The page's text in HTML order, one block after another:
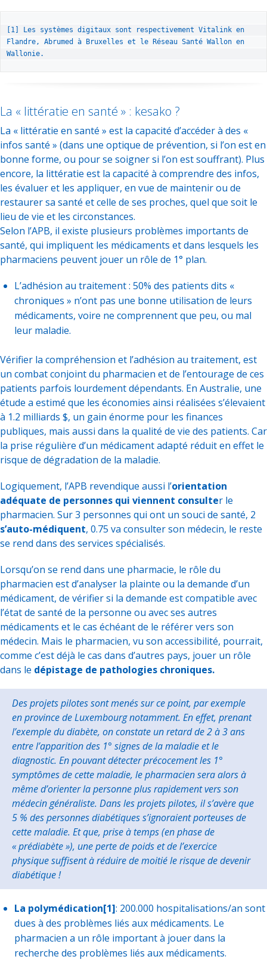
[1]
Les systèmes digitaux sont respectivement Vitalink en
Flandre, Abrumed à Bruxelles et le Réseau Santé Wallon en
Wallonie.
La « littératie en santé » : kesako ?
La « littératie en santé » est la capacité d’accéder à des «
infos santé » (dans une optique de prévention, si l’on est en
bonne forme, ou pour se soigner si l’on est souffrant). Plus
encore, la littératie est la capacité à comprendre des infos,
les évaluer et les appliquer, en vue de maintenir ou de
restaurer sa santé et celle de ses proches, quel que soit le
lieu de vie et les circonstances.
Selon l’APB, il existe plusieurs problèmes importants de
santé, qui impliquent les médicaments et dans lesquels les
pharmaciens peuvent jouer un rôle de 1° plan.
L’adhésion au traitement : 50% des patients dits «
chroniques » n’ont pas une bonne utilisation de leurs
médicaments, voire ne comprennent que peu, ou mal
leur maladie.
Vérifier la compréhension et l’adhésion au traitement, est
un combat conjoint du pharmacien et de l’entourage de ces
patients parfois lourdement dépendants. En Australie, une
étude a estimé que les économies ainsi réalisées s’élevaient
à 1.2 milliards $, un gain énorme pour les finances
publiques, mais aussi dans la qualité de vie des patients. Car
la prise régulière d’un médicament adapté réduit en effet le
risque de dégradation de la maladie.
Logiquement, l’APB revendique aussi l’orientation
adéquate de personnes qui viennent consulter le
pharmacien. Sur 3 personnes qui ont un souci de santé, 2
s’auto-médiquent, 0.75 va consulter son médecin, le reste
se rend dans des services spécialisés.
Lorsqu’on se rend dans une pharmacie, le rôle du
pharmacien est d’analyser la plainte ou la demande d’un
médicament, de vérifier si la demande est compatible avec
l’état de santé de la personne ou avec ses autres
médicaments et le cas échéant de le référer vers son
médecin. Mais le pharmacien, vu son accessibilité, pourrait,
comme c’est déjà le cas dans d’autres pays, jouer un rôle
dans le dépistage de pathologies chroniques.
Des projets pilotes sont menés sur ce point, par exemple
en province de Luxembourg notamment. En effet, prenant
l’exemple du diabète, on constate un retard de 2 à 3 ans
entre l’apparition des 1° signes de la maladie et le
diagnostic. En pouvant détecter précocement les 1°
symptômes de cette maladie, le pharmacien sera alors à
même d’orienter la personne plus rapidement vers son
médecin généraliste. Dans les projets pilotes, il s’avère que
5 % des personnes diabétiques s’ignoraient porteuses de
cette maladie. Et que, prise à temps (en phase de
« prédiabète »), une perte de poids et de l’exercice
physique suffisent à réduire de moitié le risque de devenir
diabétique !
La polymédication[1]: 200.000 hospitalisations/an sont
dues à des problèmes liés aux médicaments. Le
pharmacien a un rôle important à jouer dans la
recherche des problèmes liés aux médicaments.